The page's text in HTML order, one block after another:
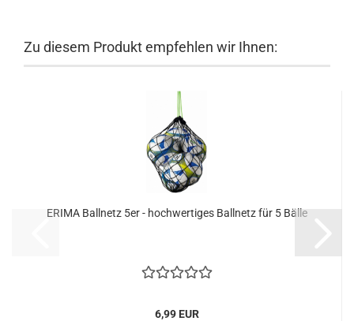
Zu diesem Produkt empfehlen wir Ihnen:
ERIMA Ballnetz 5er - hochwertiges Ballnetz für 5 Bälle
6,99 EUR